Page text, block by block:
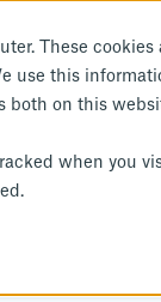
These
use this
on this
when you